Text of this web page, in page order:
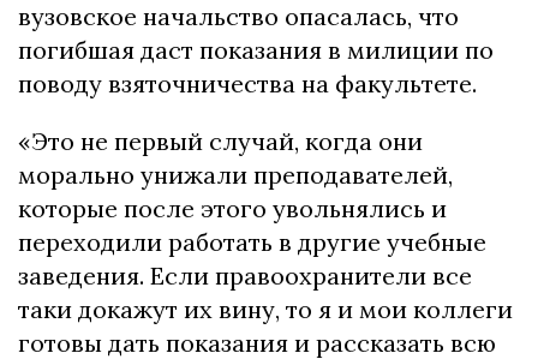
вузовское начальство опасалась, что
погибшая даст показания в милиции по
поводу взяточничества на факультете.
«Это не первый случай, когда они
морально унижали преподавателей,
которые после этого увольнялись и
переходили работать в другие учебные
заведения. Если правоохранители все
таки докажут их вину, то я и мои коллеги
готовы дать показания и рассказать всю